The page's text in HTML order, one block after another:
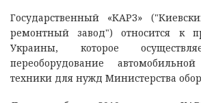
Государственный «КАРЗ»
ремонтный завод") относится к
Украины, которое
переоборудование
техники для нужд Министерства